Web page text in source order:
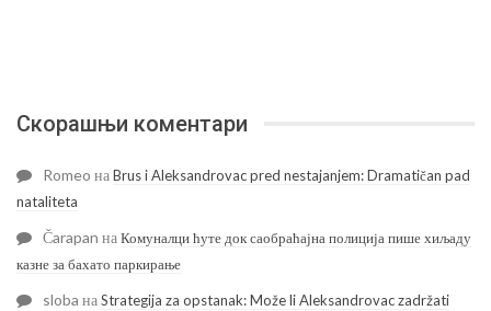
Скорашњи коментари
Romeo наBrus i Aleksandrovac pred nestajanjem: Dramatičan pad
nataliteta
Čarapan наКомуналци ћуте док саобраћајна полиција пише хиљаду
казне за бахато паркирање
sloba наStrategija za opstanak: Može li Aleksandrovac zadržati